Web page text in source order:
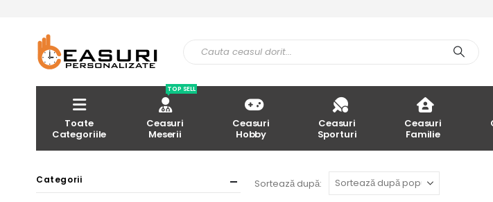
Toate
Categoriile
Ceasuri
Meserii
TOP SELL
Ceasuri
Hobby
Ceasuri
Sporturi
Ceasuri
Familie
Sortează după:
Categorii